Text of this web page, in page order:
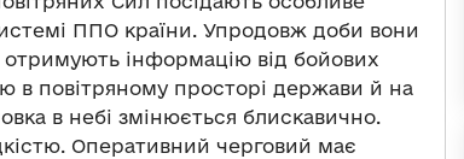
ППО країни. Упродовж доби вони
інформацію від бойових
в повітряному просторі держави й на
в небі змінюється блискавично.
Оперативний черговий має